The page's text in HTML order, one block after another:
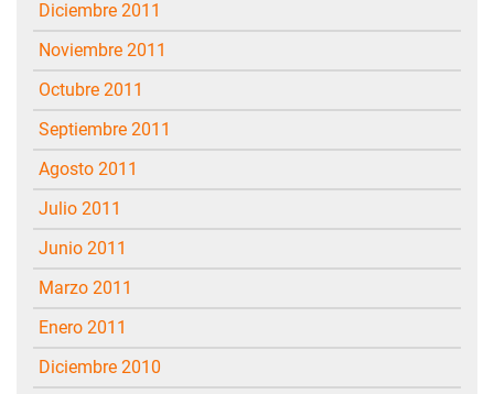
diciembre 2011
noviembre 2011
octubre 2011
septiembre 2011
agosto 2011
julio 2011
junio 2011
marzo 2011
enero 2011
diciembre 2010